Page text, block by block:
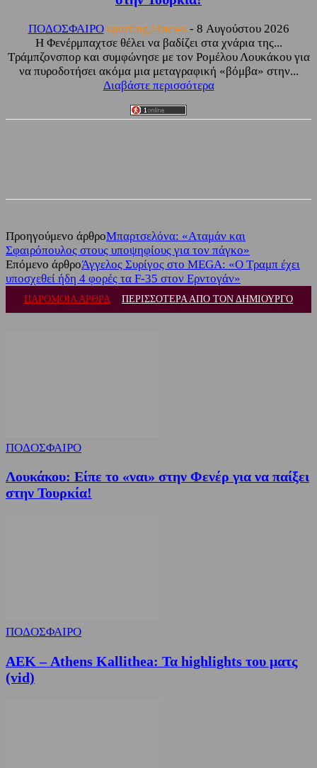
ΠΟΔΟΣΦΑΙΡΟ sporting24news - 8 Αυγούστου 2026
Η Φενέρμπαχτσε θέλει να βαδίζει στα χνάρια της...
Τράμπζονσπορ και συμφώνησε με τον Ρομέλου Λουκάκου για
να πυροδοτήσει ακόμα μια μεταγραφική «βόμβα» στην...
Διαβάστε περισσότερα
Προηγούμενο άρθροΜπαρτσελόνα: «Αταμάν και
Σφαιρόπουλος στους υποψηφίους για τον πάγκο»
Επόμενο άρθροΆγγελος Συρίγος στο MEGA: «Ο Τραμπ έχει
υποσχεθεί ήδη 4 φορές τα F-35 στον Ερντογάν»
ΠΑΡΟΜΟΙΑ ΑΡΘΡΑ ΠΕΡΙΣΣΟΤΕΡΑ ΑΠΟ ΤΟΝ ΔΗΜΙΟΥΡΓΟ
ΠΟΔΟΣΦΑΙΡΟ
Λουκάκου: Είπε το «ναι» στην Φενέρ για να παίξει
στην Τουρκία!
ΠΟΔΟΣΦΑΙΡΟ
ΑΕΚ – Athens Kallithea: Τα highlights του ματς
(vid)